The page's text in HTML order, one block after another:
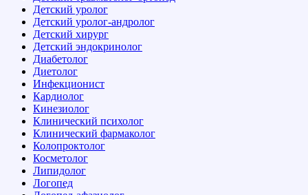
Детский уролог
Детский уролог-андролог
Детский хирург
Детский эндокринолог
Диабетолог
Диетолог
Инфекционист
Кардиолог
Кинезиолог
Клинический психолог
Клинический фармаколог
Колопроктолог
Косметолог
Липидолог
Логопед